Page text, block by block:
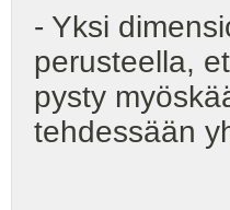
- Yksi
perusteella,
pysty
tehdessään